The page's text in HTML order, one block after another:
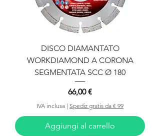
DISCO DIAMANTATO
WORKDIAMOND A CORONA
SEGMENTATA SCC Ø 180
Prezzo
66,00 €
IVA inclusa | Spediz gratis da € 99
Aggiungi al carrello